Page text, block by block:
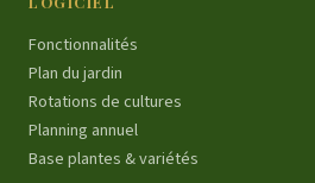
Fonctionnalités
Plan du jardin
Rotations de cultures
Planning annuel
Base plantes & variétés